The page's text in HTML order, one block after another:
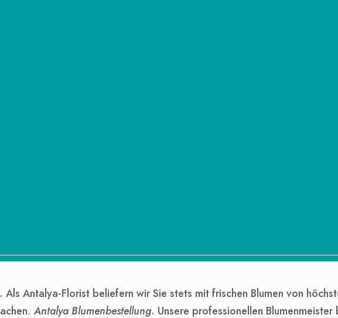
. Als Antalya-Florist beliefern wir Sie stets mit frischen Blumen von
Antalya Blumenbestellung. Unsere professionellen